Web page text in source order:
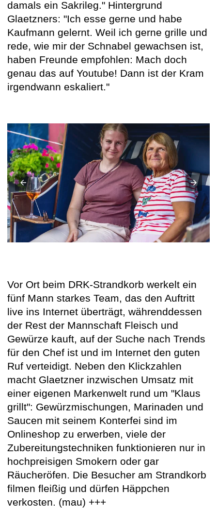
damals ein Sakrileg." Hintergrund
Glaetzners: "Ich esse gerne und habe
Kaufmann gelernt. Weil ich gerne grille und
rede, wie mir der Schnabel gewachsen ist,
haben Freunde empfohlen: Mach doch
genau das auf Youtube! Dann ist der Kram
irgendwann eskaliert."
Vor Ort beim DRK-Strandkorb werkelt ein
fünf Mann starkes Team, das den Auftritt
live ins Internet überträgt, währenddessen
der Rest der Mannschaft Fleisch und
Gewürze kauft, auf der Suche nach Trends
für den Chef ist und im Internet den guten
Ruf verteidigt. Neben den Klickzahlen
macht Glaetzner inzwischen Umsatz mit
einer eigenen Markenwelt rund um "Klaus
grillt": Gewürzmischungen, Marinaden und
Saucen mit seinem Konterfei sind im
Onlineshop zu erwerben, viele der
Zubereitungstechniken funktionieren nur in
hochpreisigen Smokern oder gar
Räucheröfen. Die Besucher am Strandkorb
filmen fleißig und dürfen Häppchen
verkosten. (mau) +++